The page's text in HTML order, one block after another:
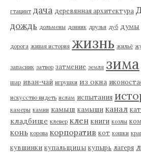
гтацинт дача деревянная архитектура
дождь дольмены донник друзья дуб думы
дорога живая история жизнь жильё
запасник затвор затмение земля зима
шар иван-чай игрушки из окна
искусство видеть ислам испытания
камеры камни камыш камыши канал
кладбище клевер клен книги козлы
конь корова корпоратив кот кошки
кувшинки купальщицы купырь лагеря